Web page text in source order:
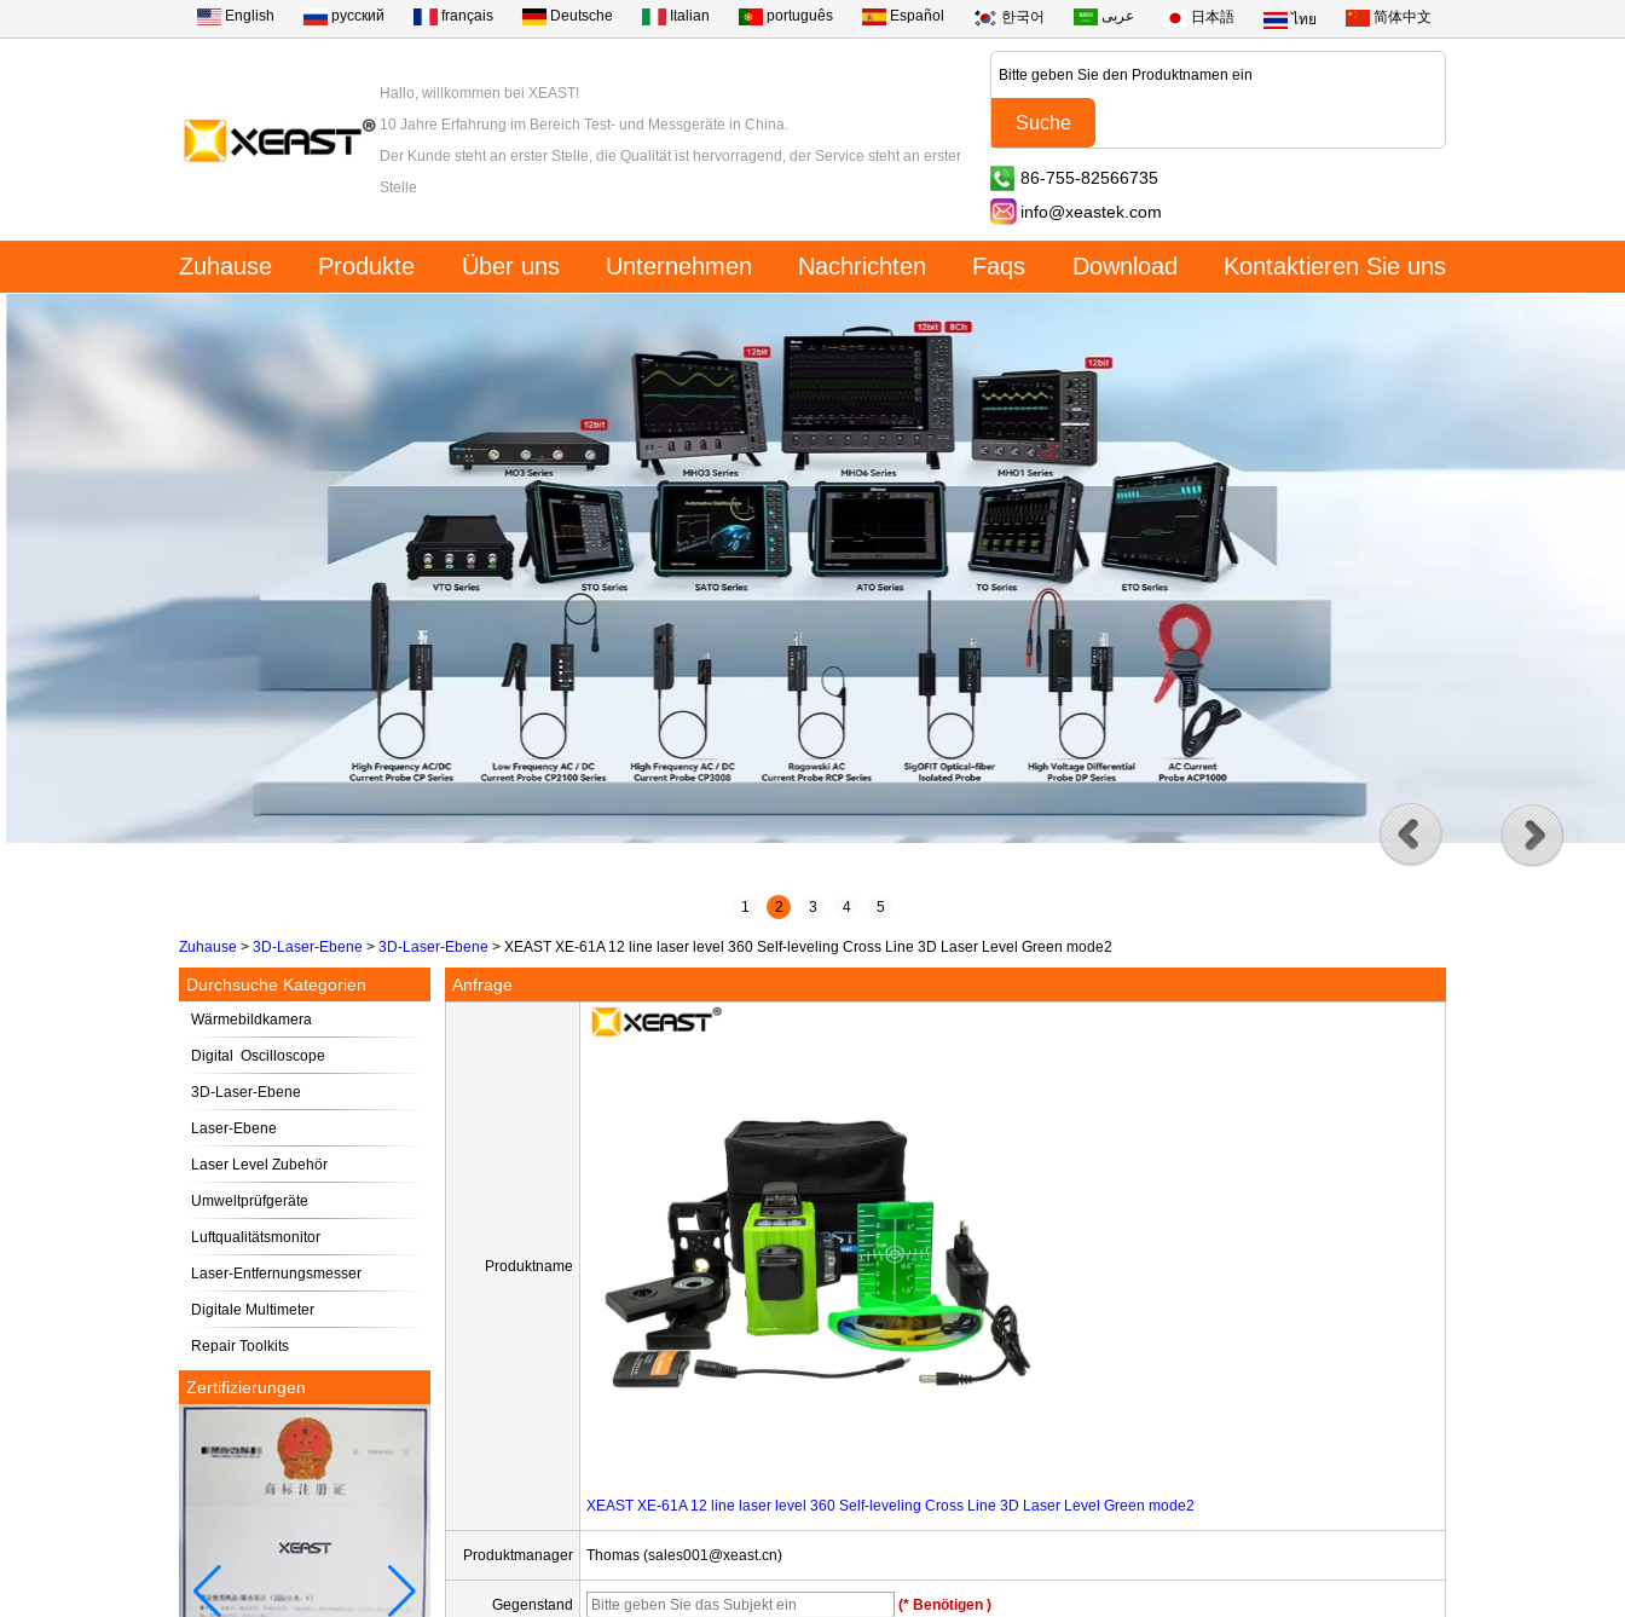
English русский français Deutsche Italian português Español 한국어 عربى 日本語 ไทย 简体中文
Hallo, willkommen bei XEAST!
10 Jahre Erfahrung im Bereich Test- und Messgeräte in China.
Der Kunde steht an erster Stelle, die Qualität ist hervorragend, der Service steht an erster
Stelle
86-755-82566735
info@xeastek.com
Zuhause Produkte Über uns Unternehmen Nachrichten Faqs Download Kontaktieren Sie uns
1 2 3 4 5
Zuhause > 3D-Laser-Ebene > 3D-Laser-Ebene > XEAST XE-61A 12 line laser level 360 Self-leveling Cross Line 3D Laser Level Green mode2
Durchsuche Kategorien
Wärmebildkamera
Digital Oscilloscope
3D-Laser-Ebene
Laser-Ebene
Laser Level Zubehör
Umweltprüfgeräte
Luftqualitätsmonitor
Laser-Entfernungsmesser
Digitale Multimeter
Repair Toolkits
Zertifizierungen
Anfrage
Produktname
XEAST XE-61A 12 line laser level 360 Self-leveling Cross Line 3D Laser Level Green mode2
Produktmanager Thomas (sales001@xeast.cn)
Gegenstand (* Benötigen )